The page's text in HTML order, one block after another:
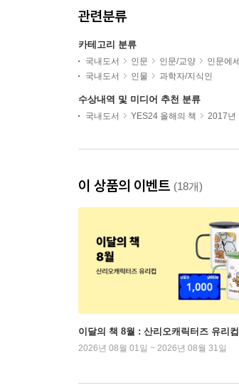
관련분류
카테고리 분류
국내도서 인문 인문/교양
인문에
국내도서
인물 과학자/지식인
수상내역 및 미디어 추천 분류
국내도서 YES24 올해의 책 2017년
이 상품의 이벤트 (18개)
이달의 책 8월 : 산리오캐릭터즈 유리컵
2026년 08월 01일 ~ 2026년 08월 31일